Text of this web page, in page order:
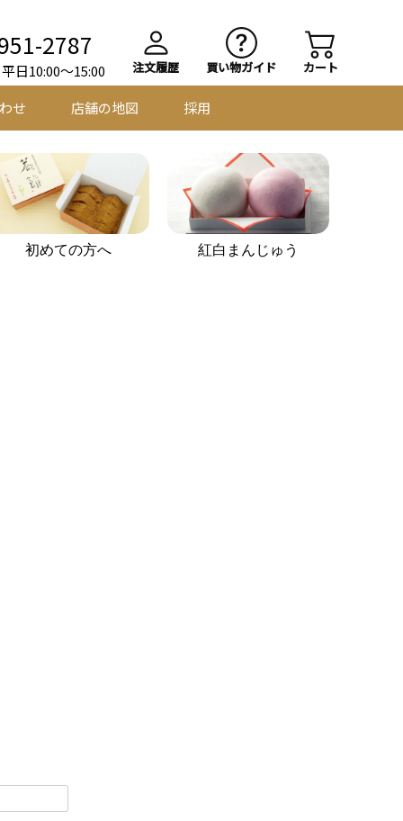
2787
日10:00～15:00 注文履歴 買い物ガイド カート
せ 店舗の地図 採用
初めての方へ 紅白まんじゅう